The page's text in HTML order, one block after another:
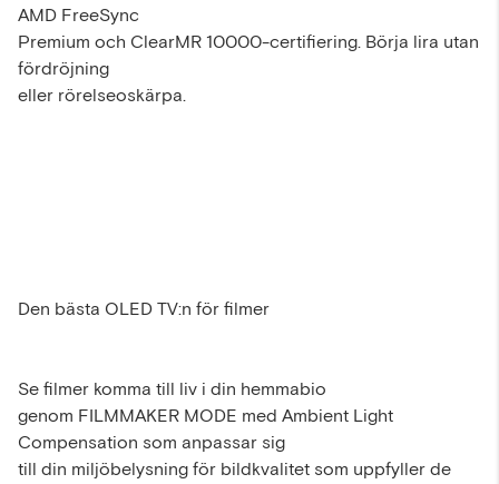
AMD FreeSync
Premium och ClearMR 10000-certifiering. Börja lira utan
fördröjning
eller rörelseoskärpa.
Den bästa OLED TV:n för filmer
Se filmer komma till liv i din hemmabio
genom FILMMAKER MODE med Ambient Light
Compensation som anpassar sig
till din miljöbelysning för bildkvalitet som uppfyller de